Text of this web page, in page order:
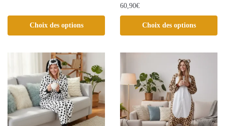
Choix des options
a
options
peuvent
être
choisies
60,90€
Choix des options
produit
variations.
Les
options
peuvent
être